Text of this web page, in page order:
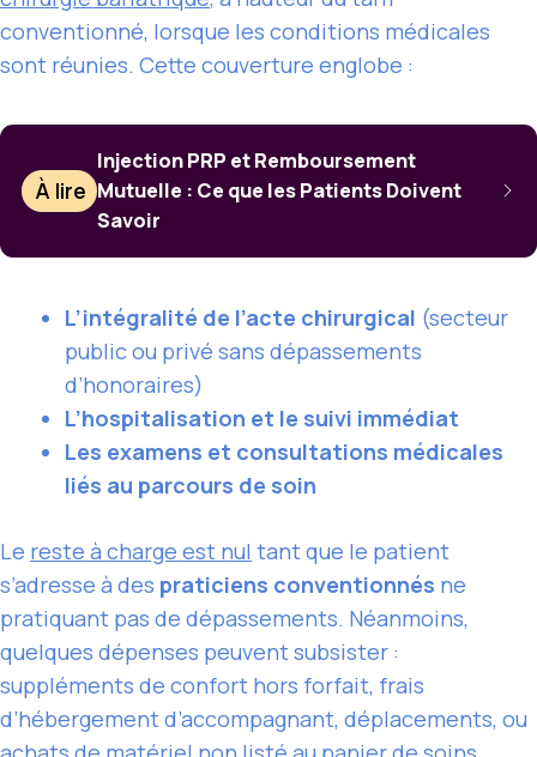
conventionné, lorsque les conditions médicales
sont réunies. Cette couverture englobe :
À lire
Injection PRP et Remboursement
Mutuelle : Ce que les Patients Doivent
Savoir
L’intégralité de l’acte chirurgical (secteur
public ou privé sans dépassements
d’honoraires)
L’hospitalisation et le suivi immédiat
Les examens et consultations médicales
liés au parcours de soin
Le reste à charge est nul tant que le patient
s’adresse à des praticiens conventionnés ne
pratiquant pas de dépassements. Néanmoins,
quelques dépenses peuvent subsister :
suppléments de confort hors forfait, frais
d’hébergement d’accompagnant, déplacements, ou